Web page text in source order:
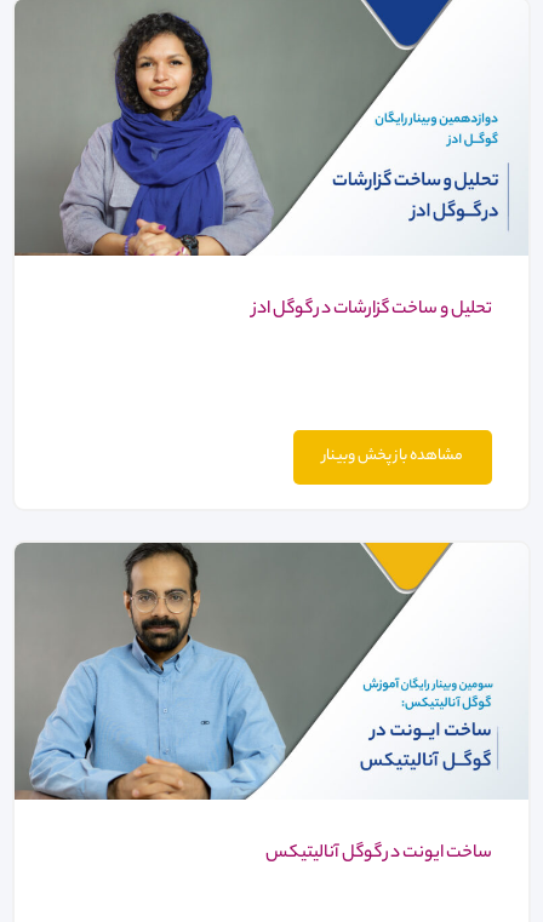
تحلیل و ساخت گزارشات در گوگل ادز
مشاهده باز پخش وبینار
ساخت ایونت در گوگل آنالیتیکس